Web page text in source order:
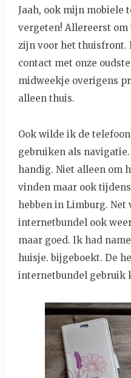
Jaah, ook mijn mobiele
vergeten! Allereerst
zijn voor het thuisfront.
contact met onze
midweekje overigens
alleen thuis.
Ook wilde ik de
gebruiken als
handig. Niet alleen om
vinden maar ook
hebben in Limburg.
internetbundel ook
maar goed. Ik had
huisje. bijgeboekt. De
internetbundel gebruik